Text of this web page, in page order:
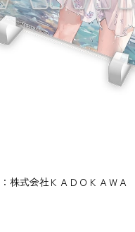
株式会社ＫＡＤＯＫＡＷＡ